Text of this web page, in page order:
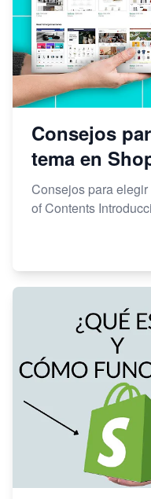
Consejos
tema en
Consejos para
of Contents